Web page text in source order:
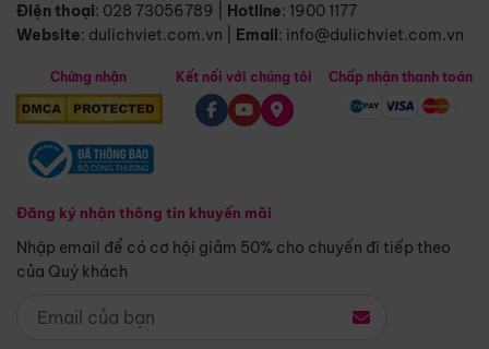
Điện thoại: 028 73056789 Hotline: 1900 1177
Website: dulichviet.com.vn Email: info@dulichviet.com.vn
Chứng nhận
Đăng ký nhận thông tin khuyến mãi
Nhập email để có cơ hội giảm 50% cho chuyến đi tiếp theo
của Quý khách
Kết nối với chúng tôi Chấp nhận thanh toán